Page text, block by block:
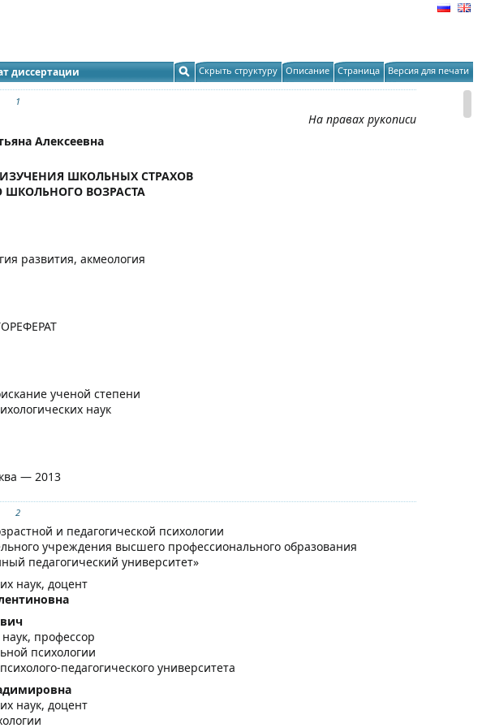
диссертации Скрыть структуру Описание Страница Версия для печати
1
На правах рукописи
Алексеевна
ШКОЛЬНЫХ СТРАХОВ
ВОЗРАСТА
развития, акмеология
ученой степени
наук
— 2013
2
и педагогической психологии
учреждения высшего профессионального образования
педагогический университет»
наук, доцент
профессор
психологии
педагогического университета
наук, доцент